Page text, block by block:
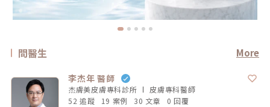
問醫生 More
李杰年 醫師
杰膚美皮膚專科診所 皮膚專科醫師
52 追蹤
19 案例 30 文章 0 回覆